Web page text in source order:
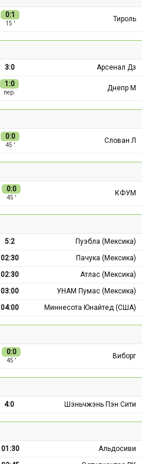
0:1
15 ′
Тироль
3:0 Арсенал Дз
1:0
пер.
Днепр М
0:0
45 ′
Слован Л
0:0
45 ′
КФУМ
5:2
Пуэбла (Мексика)
02:30
Пачука (Мексика)
02:30
Атлас (Мексика)
03:00
УНАМ Пумас (Мексика)
04:00 Миннесота Юнайтед (США)
0:0
45 ′
Виборг
4:0 Шэньчжэнь Пэн Сити
01:30
Альдосиви